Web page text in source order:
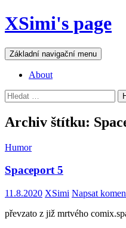
Přejít
k
webu
XSimi's page
Hledat
Základní navigační menu
About
Vyhledávání
Archiv štítku:
Humor
Spaceport 5
11.8.2020 XSimi Napsat
převzato z již mrtvého